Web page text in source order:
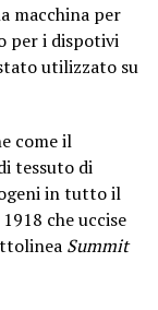
macchina per
per i dispotivi
utilizzato su
come il
tessuto di
in tutto il
che uccise
Summit